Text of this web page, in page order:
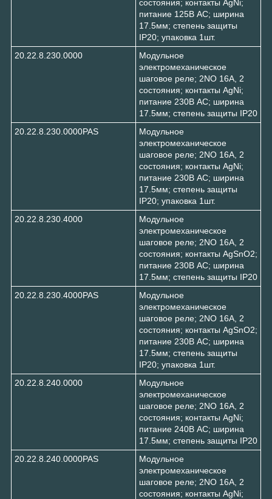
состояния; контакты AgNi;
питание 125В АC; ширина
17.5мм; степень защиты
IP20; упаковка 1шт.
20.22.8.230.0000
Модульное
электромеханическое
шаговое реле; 2NO 16А, 2
состояния; контакты AgNi;
питание 230В АC; ширина
17.5мм; степень защиты IP20
20.22.8.230.0000PAS
Модульное
электромеханическое
шаговое реле; 2NO 16А, 2
состояния; контакты AgNi;
питание 230В АC; ширина
17.5мм; степень защиты
IP20; упаковка 1шт.
20.22.8.230.4000
Модульное
электромеханическое
шаговое реле; 2NO 16А, 2
состояния; контакты AgSnO2;
питание 230В АC; ширина
17.5мм; степень защиты IP20
20.22.8.230.4000PAS
Модульное
электромеханическое
шаговое реле; 2NO 16А, 2
состояния; контакты AgSnO2;
питание 230В АC; ширина
17.5мм; степень защиты
IP20; упаковка 1шт.
20.22.8.240.0000
Модульное
электромеханическое
шаговое реле; 2NO 16А, 2
состояния; контакты AgNi;
питание 240В АC; ширина
17.5мм; степень защиты IP20
20.22.8.240.0000PAS
Модульное
электромеханическое
шаговое реле; 2NO 16А, 2
состояния; контакты AgNi;